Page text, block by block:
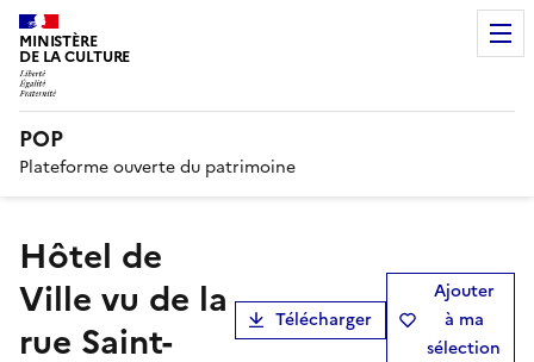
MINISTÈRE
DE LA CULTURE
POP
Plateforme ouverte du patrimoine
Hôtel de
Ville vu de la
rue Saint-
Télécharger
Ajouter
à ma
sélection